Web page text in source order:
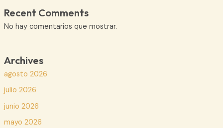
Recent Comments
No hay comentarios que mostrar.
Archives
agosto 2026
julio 2026
junio 2026
mayo 2026